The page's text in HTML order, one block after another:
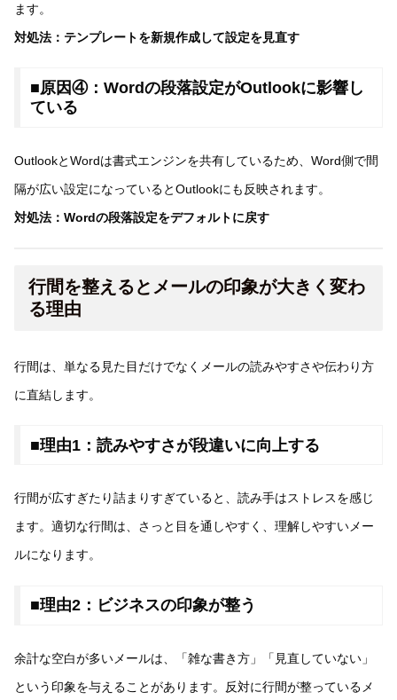
ます。
対処法：テンプレートを新規作成して設定を見直す
■原因④：Wordの段落設定がOutlookに影響し
ている
OutlookとWordは書式エンジンを共有しているため、Word側で間
隔が広い設定になっているとOutlookにも反映されます。
対処法：Wordの段落設定をデフォルトに戻す
行間を整えるとメールの印象が大きく変わ
る理由
行間は、単なる見た目だけでなくメールの読みやすさや伝わり方
に直結します。
■理由1：読みやすさが段違いに向上する
行間が広すぎたり詰まりすぎていると、読み手はストレスを感じ
ます。適切な行間は、さっと目を通しやすく、理解しやすいメー
ルになります。
■理由2：ビジネスの印象が整う
余計な空白が多いメールは、「雑な書き方」「見直していない」
という印象を与えることがあります。反対に行間が整っているメ